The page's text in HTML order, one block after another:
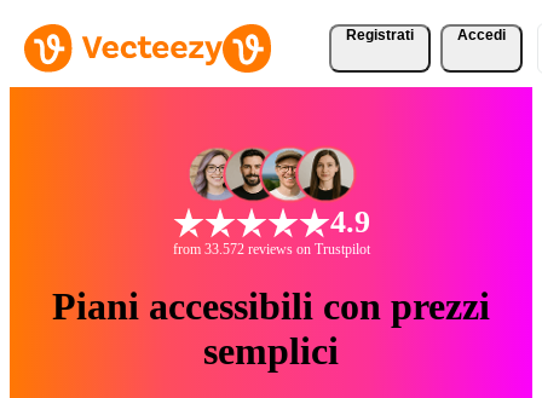
Registrati Accedi
4.9
from 33.572 reviews on Trustpilot
Piani accessibili con prezzi
semplici